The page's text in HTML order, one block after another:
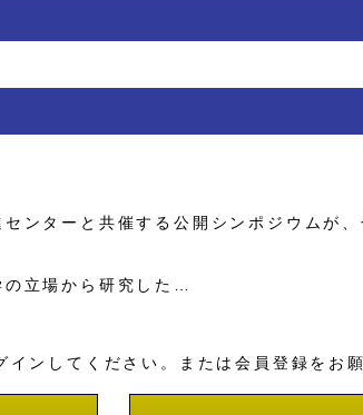
ンターと共催する公開シンポジウムが
立場から研究した…
ンしてください。または会員登録をお